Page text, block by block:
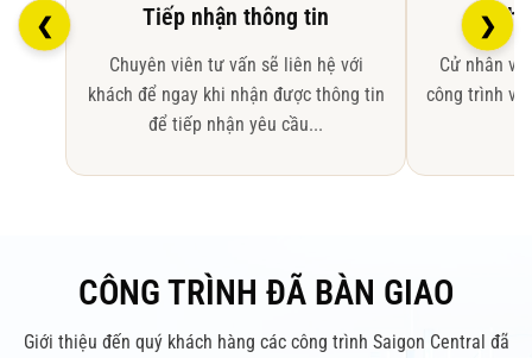
❮ Tiếp nhận thông tin
Chuyên viên tư vấn sẽ liên hệ với
khách để ngay khi nhận được thông tin
để tiếp nhận yêu cầu...
Cử nhân
công trình và
❯
CÔNG TRÌNH ĐÃ BÀN GIAO
Giới thiệu đến quý khách hàng các công trình Saigon Central đã